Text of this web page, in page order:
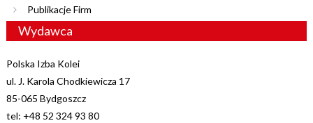
Publikacje Firm
Wydawca
Polska Izba Kolei
ul. J. Karola Chodkiewicza 17
85-065 Bydgoszcz
tel: +48 52 324 93 80